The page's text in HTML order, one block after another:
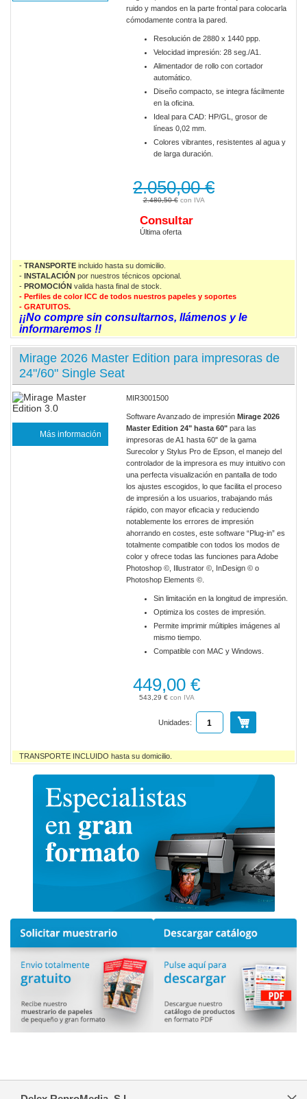
ruido y mandos en la parte frontal para colocarla
cómodamente contra la pared.
Resolución de 2880 x 1440 ppp.
Velocidad impresión: 28 seg./A1.
Alimentador de rollo con cortador
automático.
Diseño compacto, se integra fácilmente
en la oficina.
Ideal para CAD: HP/GL, grosor de
líneas 0,02 mm.
Colores vibrantes, resistentes al agua y
de larga duración.
2.480,50 €
2.050,00 €
Consultar
Última oferta
- TRANSPORTE incluido hasta su domicilio.
-
INSTALACIÓN por nuestros técnicos opcional.
- PROMOCIÓN valida hasta final de stock.
- Perfiles de color ICC de todos nuestros papeles y soportes
- GRATUITOS.
¡¡No compre sin consultarnos, llámenos y le
informaremos !!
Mirage 2026 Master Edition para impresoras de
24"/60" Single Seat
Más información
MIR3001500
Software Avanzado de impresión Mirage 2026
Master Edition 24" hasta 60" para las
impresoras de A1 hasta 60" de la gama
Surecolor y Stylus Pro de Epson, el manejo del
controlador de la impresora es muy intuitivo con
una perfecta visualización en pantalla de todo
los ajustes escogidos, lo que facilita el proceso
de impresión a los usuarios, trabajando más
rápido, con mayor eficacia y reduciendo
notablemente los errores de impresión
ahorrando en costes, este software “Plug-in” es
totalmente compatible con todos los modos de
color y ofrece todas las funciones para Adobe
Photoshop ©, Illustrator ©, InDesign © o
Photoshop Elements ©.
Sin limitación en la longitud de impresión.
Optimiza los costes de impresión.
Permite imprimir múltiples imágenes al
mismo tiempo.
Compatible con MAC y Windows.
543,29 €
449,00 €
Unidades:
TRANSPORTE INCLUIDO hasta su domicilio.